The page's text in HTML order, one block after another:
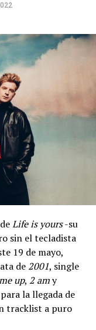
Life is yours-su
sin el tecladista
19 de mayo,
de 2001, single
up, 2 amy
la llegada de
tracklist a puro